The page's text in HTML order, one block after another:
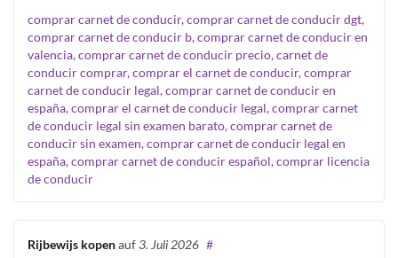
comprar carnet de conducir, comprar carnet de conducir dgt,
comprar carnet de conducir b, comprar carnet de conducir en
valencia, comprar carnet de conducir precio, carnet de
conducir comprar, comprar el carnet de conducir, comprar
carnet de conducir legal, comprar carnet de conducir en
españa, comprar el carnet de conducir legal, comprar carnet
de conducir legal sin examen barato, comprar carnet de
conducir sin examen, comprar carnet de conducir legal en
españa, comprar carnet de conducir español, comprar licencia
de conducir
Rijbewijs kopenauf3. Juli 2026 #